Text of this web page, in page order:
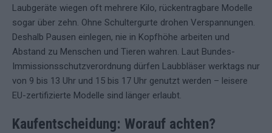
Laubgeräte wiegen oft mehrere Kilo, rückentragbare Modelle
sogar über zehn. Ohne Schultergurte drohen Verspannungen.
Deshalb Pausen einlegen, nie in Kopfhöhe arbeiten und
Abstand zu Menschen und Tieren wahren. Laut Bundes-
Immissionsschutzverordnung dürfen Laubbläser werktags nur
von 9 bis 13 Uhr und 15 bis 17 Uhr genutzt werden – leisere
EU-zertifizierte Modelle sind länger erlaubt.
Kaufentscheidung: Worauf achten?